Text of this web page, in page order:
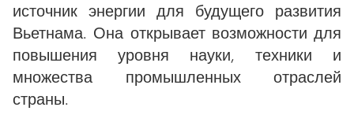
источник энергии для будущего развития
Вьетнама. Она открывает возможности для
повышения уровня науки, техники и
множества промышленных отраслей
страны.